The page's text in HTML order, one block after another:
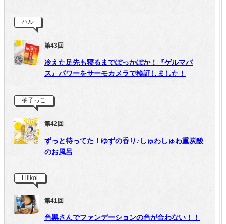
ハル
第43回
冷えた足先も寝るまでぽっかぽか！『ゲルマバ
ス』パワーをサーモカメラで検証しました！
柚子っこ
第42回
ずっと待ってた！ゆずの香り♪しゅわしゅわ重炭酸
のお風呂
Lilikoi
第41回
色黒さんでファンデーションの色が合わない！！